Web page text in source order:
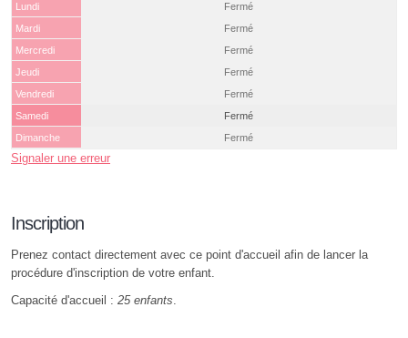
Lundi
Fermé
Mardi
Fermé
Mercredi
Fermé
Jeudi
Fermé
Vendredi
Fermé
Samedi
Fermé
Dimanche
Fermé
Signaler une erreur
Inscription
Prenez contact directement avec ce point d'accueil afin de lancer la
procédure d'inscription de votre enfant.
Capacité d'accueil : 25 enfants